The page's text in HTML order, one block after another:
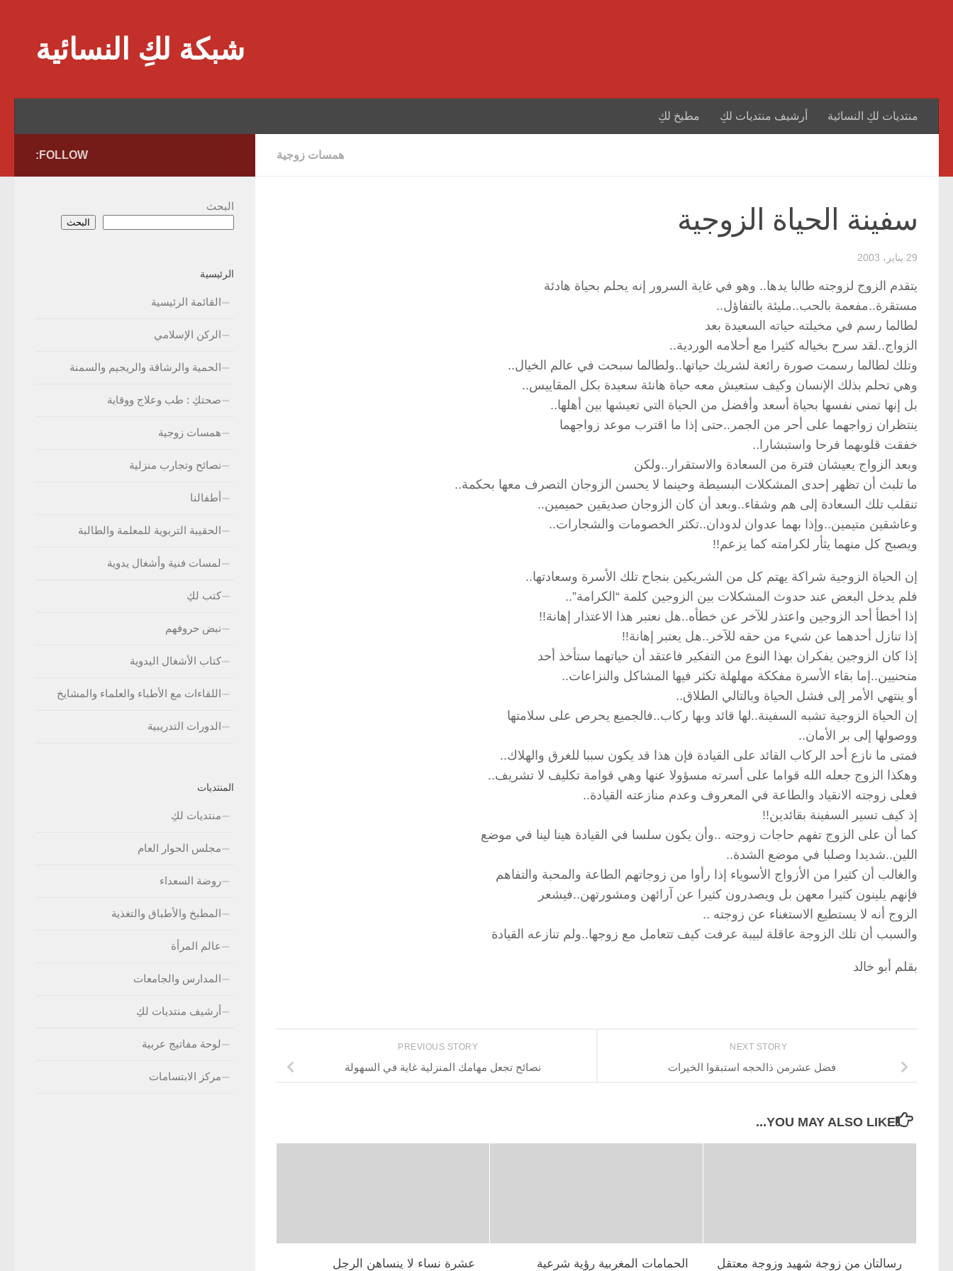
شبكة لكِ النسائية
منتديات لكِ النسائية أرشيف منتديات لكِ مطبخ لكِ
همسات زوجية
سفينة الحياة الزوجية
29 يناير، 2003
يتقدم الزوج لزوجته طالبا يدها.. وهو في غاية السرور إنه يحلم بحياة هادئة
مستقرة..مفعمة بالحب..مليئة بالتفاؤل..
لطالما رسم في مخيلته حياته السعيدة بعد
الزواج..لقد سرح بخياله كثيرا مع أحلامه الوردية..
وتلك لطالما رسمت صورة رائعة لشريك حياتها..ولطالما سبحت في عالم الخيال..
وهي تحلم بذلك الإنسان وكيف ستعيش معه حياة هانئة سعيدة بكل المقاييس..
بل إنها تمني نفسها بحياة أسعد وأفضل من الحياة التي تعيشها بين أهلها..
ينتظران زواجهما على أحر من الجمر..حتى إذا ما اقترب موعد زواجهما
خفقت قلوبهما فرحا واستبشارا..
وبعد الزواج يعيشان فترة من السعادة والاستقرار..ولكن
ما تلبث أن تظهر إحدى المشكلات البسيطة وحينما لا يحسن الزوجان التصرف معها بحكمة..
تنقلب تلك السعادة إلى هم وشقاء..وبعد أن كان الزوجان صديقين حميمين..
وعاشقين متيمين..وإذا بهما عدوان لدودان..تكثر الخصومات والشجارات..
ويصبح كل منهما يثأر لكرامته كما يزعم!!
إن الحياة الزوجية شراكة يهتم كل من الشريكين بنجاح تلك الأسرة وسعادتها..
فلم يدخل البعض عند حدوث المشكلات بين الزوجين كلمة “الكرامة”..
إذا أخطأ أحد الزوجين واعتذر للآخر عن خطأه..هل نعتبر هذا الاعتذار إهانة!!
إذا تنازل أحدهما عن شيء من حقه للآخر..هل يعتبر إهانة!!
إذا كان الزوجين يفكران بهذا النوع من التفكير فاعتقد أن حياتهما ستأخذ أحد
منحنيين..إما بقاء الأسرة مفككة مهلهلة تكثر فيها المشاكل والنزاعات..
أو ينتهي الأمر إلى فشل الحياة وبالتالي الطلاق..
إن الحياة الزوجية تشبه السفينة..لها قائد وبها ركاب..فالجميع يحرص على سلامتها
ووصولها إلى بر الأمان..
فمتى ما نازع أحد الركاب القائد على القيادة فإن هذا قد يكون سببا للغرق والهلاك..
وهكذا الزوج جعله الله قواما على أسرته مسؤولا عنها وهي قوامة تكليف لا تشريف..
فعلى زوجته الانقياد والطاعة في المعروف وعدم منازعته القيادة..
إذ كيف تسير السفينة بقائدين!!
كما أن على الزوج تفهم حاجات زوجته ..وأن يكون سلسا في القيادة هينا لينا في موضع
اللين..شديدا وصلبا في موضع الشدة..
والغالب أن كثيرا من الأزواج الأسوياء إذا رأوا من زوجاتهم الطاعة والمحبة والتفاهم
فإنهم يلينون كثيرا معهن بل ويصدرون كثيرا عن آرائهن ومشورتهن..فيشعر
الزوج أنه لا يستطيع الاستغناء عن زوجته ..
والسبب أن تلك الزوجة عاقلة لبيبة عرفت كيف تتعامل مع زوجها..ولم تنازعه القيادة
بقلم أبو خالد
NEXT STORY
فضل عشرمن ذالحجه استبقوا الخيرات
PREVIOUS STORY
نصائح تجعل مهامك المنزلية غاية في السهولة
YOU MAY ALSO LIKE...
عشرة نساء لا ينساهن الرجل الحمامات المغربية رؤية شرعية رسالتان من زوجة شهيد وزوجة معتقل
FOLLOW:
البحث
البحث
الرئيسية
القائمة الرئيسية
الركن الإسلامي
الحمية والرشاقة والريجيم والسمنة
صحتكِ : طب وعلاج ووقاية
همسات زوجية
نصائح وتجارب منزلية
أطفالنا
الحقيبة التربوية للمعلمة والطالبة
لمسات فنية وأشغال يدوية
كتب لكِ
نبض حروفهم
كتاب الأشغال اليدوية
اللقاءات مع الأطباء والعلماء والمشايخ
الدورات التدريبية
المنتديات
منتديات لكِ
مجلس الحوار العام
روضة السعداء
المطبخ والأطباق والتغذية
عالم المرأة
المدارس والجامعات
أرشيف منتديات لكِ
لوحة مفاتيج عربية
مركز الابتسامات